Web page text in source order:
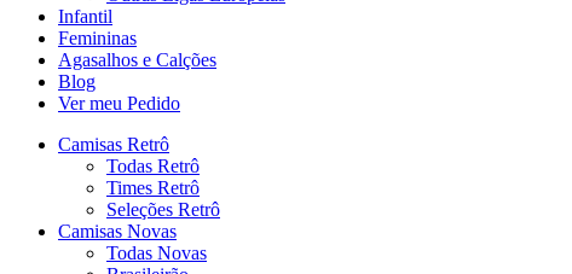
Infantil
Femininas
Agasalhos e Calções
Blog
Ver meu Pedido
Camisas Retrô
Todas Retrô
Times Retrô
Seleções Retrô
Camisas Novas
Todas Novas